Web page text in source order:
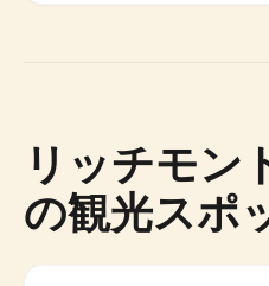
リッチモン
の観光スポ